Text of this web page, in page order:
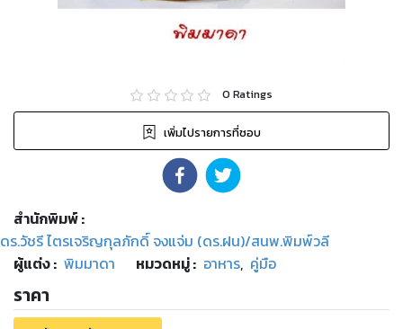
0 Ratings
เพิ่มไปรายการที่ชอบ
สำนักพิมพ์:
ดร.วัชรี ไตรเจริญกุลภักดิ์ จงแจ่ม (ดร.ฝน)/สนพ.พิมพ์วลี
ผู้แต่ง : พิมมาดา หมวดหมู่: อาหาร, คู่มือ
ราคา